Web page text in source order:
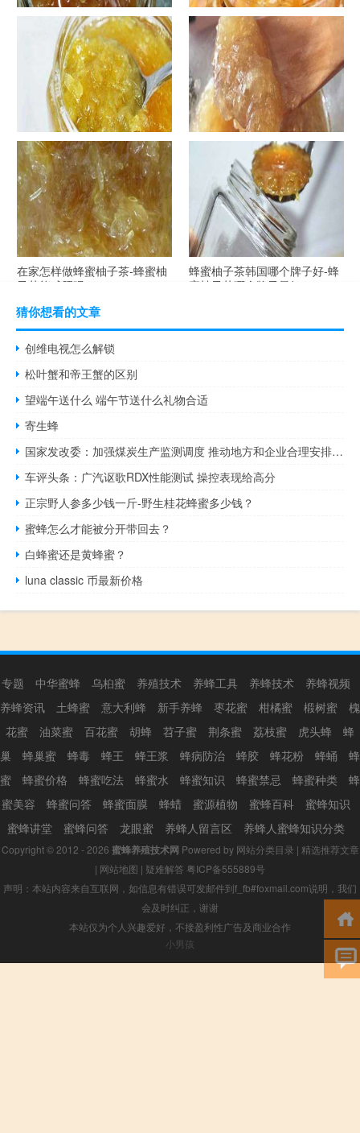
罐装蜂蜜柚子茶胖吗-蜂蜜柚子
茶喝了会发胖吗？
在家怎样做蜂蜜柚子茶-喝蜂蜜
柚子茶有哪些禁忌？
自制蜂蜜柚子茶-蜂蜜柚子茶最
容易做什么？
在家怎样做蜂蜜柚子茶-蜂蜜柚
子茶可以解酒吗？
在家怎样做蜂蜜柚子茶-蜂蜜柚
子茶能减肥吗？
蜂蜜柚子茶韩国哪个牌子好-蜂
蜜柚子茶哪个牌子最好？
猜你想看的文章
创维电视怎么解锁
松叶蟹和帝王蟹的区别
望端午送什么 端午节送什么礼物合适
寄生蜂
国家发改委：加强煤炭生产监测调度 推动地方和企业合理安排生产计划
车评头条：广汽讴歌RDX性能测试 操控表现给高分
正宗野人参多少钱一斤-野生桂花蜂蜜多少钱？
蜜蜂怎么才能被分开带回去？
白蜂蜜还是黄蜂蜜？
luna classic 币最新价格
专题 中华蜜蜂 乌桕蜜 养殖技术 养蜂工具 养蜂技术
养蜂视频
养蜂资讯
土蜂蜜 意大利蜂 新手养蜂 枣花蜜 柑橘蜜 椴树蜜
槐
花蜜
油菜蜜 百花蜜 胡蜂 苕子蜜 荆条蜜 荔枝蜜 虎头蜂
蜂
巢
蜂巢蜜 蜂毒 蜂王 蜂王浆 蜂病防治 蜂胶 蜂花粉 蜂蛹
蜂
蜜
蜂蜜价格 蜂蜜吃法 蜂蜜水 蜂蜜知识 蜂蜜禁忌 蜂蜜种类
蜂
蜜美容
蜂蜜问答 蜂蜜面膜 蜂蜡 蜜源植物 蜜蜂百科
蜜蜂知识
蜜蜂讲堂
蜜蜂问答 龙眼蜜 养蜂人留言区 养蜂人蜜蜂知识分类
Copyright © 2012 - 2026 蜜蜂养殖技术网 Powered by 网站分类目录 | 精选推荐文章
| 网站地图 | 疑难解答 粤ICP备555889号
声明：本站内容来自互联网，如信息有错误可发邮件到f_fb#foxmail.com说明，我们
会及时纠正，谢谢
本站仅为个人兴趣爱好，不接盈利性广告及商业合作
小男孩